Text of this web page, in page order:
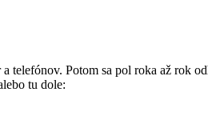
telefónov. Potom sa pol roka až rok
tu dole: